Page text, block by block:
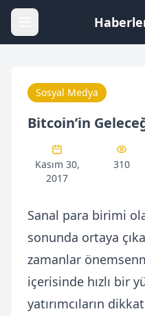
Sosyal Medya
Bitcoin’in
Kasım 30,
2017
310
Sanal para birimi
sonunda ortaya
zamanlar
içerisinde hızlı bir
yatırımcıların